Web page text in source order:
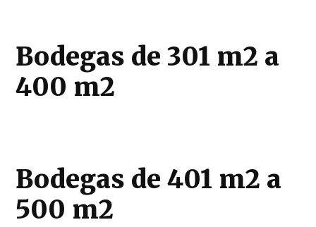
Bodegas de 301 m2 a
400 m2
Bodegas de 401 m2 a
500 m2